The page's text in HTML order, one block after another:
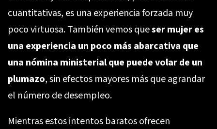
cuantitativas, es una experiencia forzada muy
poco virtuosa. También vemos queser mujer es
una experiencia un poco más abarcativa que
una nómina ministerial que puede volar de un
plumazo, sin efectos mayores más que agrandar
el número de desempleo.
Mientras estos intentos baratos ofrecen